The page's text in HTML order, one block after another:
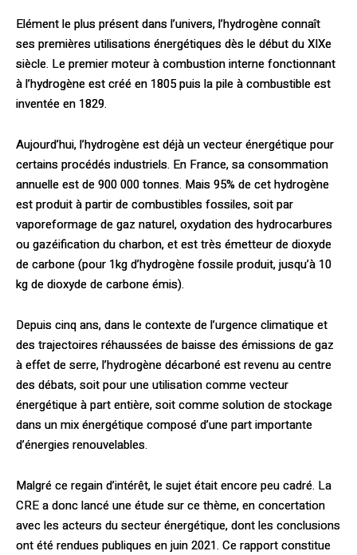
Elément le plus présent dans l’univers, l’hydrogène connaît
ses premières utilisations énergétiques dès le début du XIXe
siècle. Le premier moteur à combustion interne fonctionnant
à l’hydrogène est créé en 1805 puis la pile à combustible est
inventée en 1829.
Aujourd’hui, l’hydrogène est déjà un vecteur énergétique pour
certains procédés industriels. En France, sa consommation
annuelle est de 900 000 tonnes. Mais 95% de cet hydrogène
est produit à partir de combustibles fossiles, soit par
vaporeformage de gaz naturel, oxydation des hydrocarbures
ou gazéification du charbon, et est très émetteur de dioxyde
de carbone (pour 1kg d’hydrogène fossile produit, jusqu’à 10
kg de dioxyde de carbone émis).
Depuis cinq ans, dans le contexte de l’urgence climatique et
des trajectoires réhaussées de baisse des émissions de gaz
à effet de serre, l’hydrogène décarboné est revenu au centre
des débats, soit pour une utilisation comme vecteur
énergétique à part entière, soit comme solution de stockage
dans un mix énergétique composé d’une part importante
d’énergies renouvelables.
Malgré ce regain d’intérêt, le sujet était encore peu cadré. La
CRE a donc lancé une étude sur ce thème, en concertation
avec les acteurs du secteur énergétique, dont les conclusions
ont été rendues publiques en juin 2021. Ce rapport constitue